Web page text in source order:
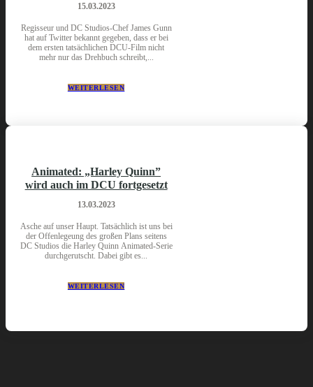
15.03.2023
Regisseur und DC Studios-Chef James Gunn
hat auf Twitter bekannt gegeben, dass er bei
dem ersten tatsächlichen DCU-Film nicht
mehr nur das Drehbuch schreibt,...
WEITERLESEN
Animated: „Harley Quinn”
wird auch im DCU fortgesetzt
13.03.2023
Asche auf unser Haupt. Tatsächlich ist uns bei
der Offenlegeung des großen Plans seitens
DC Studios die Harley Quinn Animated-Serie
durchgerutscht. Dabei gibt es...
WEITERLESEN